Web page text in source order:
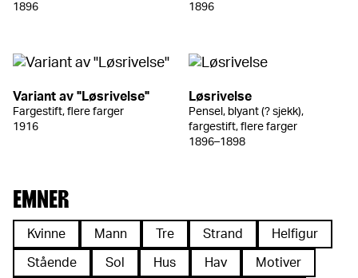
1896
1896
Variant av "Løsrivelse"
Fargestift, flere farger
1916
Løsrivelse
Pensel, blyant (? sjekk),
fargestift, flere farger
1896–1898
EMNER
Kvinne Mann Tre Strand Helfigur
Stående Sol Hus Hav Motiver